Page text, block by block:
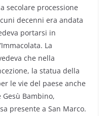
secolare processione
decenni era andata
portarsi in
La
che nella
la statua della
le vie del paese anche
Bambino,
presente a San Marco.